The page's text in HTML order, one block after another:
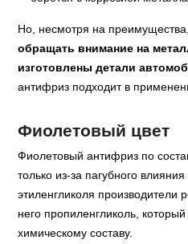
Но, несмотря на
обращать внимание на
изготовлены детали
антифриз подходит в
Фиолетовый цвет
Фиолетовый антифриз по
только из-за пагубного
этиленгликоля производители
него пропиленгликоль,
химическому составу.